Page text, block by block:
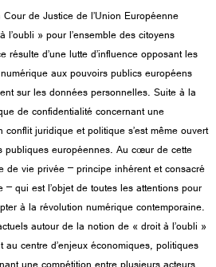
de Justice de l’Union Européenne
» pour l’ensemble des citoyens
d’une lutte d’influence opposant les
aux pouvoirs publics européens
sur les données personnelles. Suite à la
de confidentialité concernant une
juridique et politique s’est même ouvert
publiques européennes. Au cœur de cette
de vie privée – principe inhérent et consacré
qui est l’objet de toutes les attentions pour
à la révolution numérique contemporaine.
autour de la notion de « droit à l’oubli »
au centre d’enjeux économiques, politiques